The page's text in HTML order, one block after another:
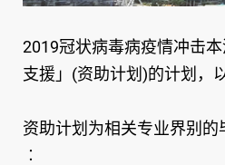
2019冠状病毒病疫情冲击
支援」(资助计划)的计划，
资助计划为相关专业界别
︰